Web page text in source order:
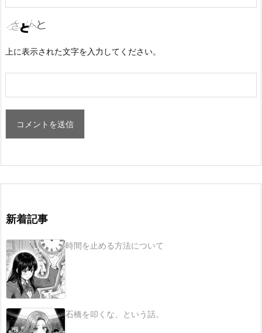
上に表示された文字を入力してください。
新着記事
時間を止める方法について
石橋を叩くな、という話。